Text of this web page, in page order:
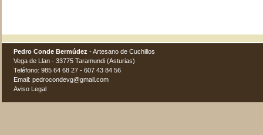
Pedro Conde Bermúdez- Artesano de Cuchillos
Vega de Llan - 33775 Taramundi (Asturias)
Teléfono: 985 64 68 27 - 607 43 84 56
Email: pedrocondevg@gmail.com
Aviso Legal